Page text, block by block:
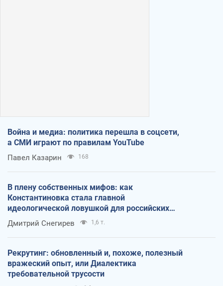
Война и медиа: политика перешла в соцсети,
а СМИ играют по правилам YouTube
Павел Казарин 168
В плену собственных мифов: как
Константиновка стала главной
идеологической ловушкой для российских
оккупантов
Дмитрий Снегирев 1,6 т.
Рекрутинг: обновленный и, похоже, полезный
вражеский опыт, или Диалектика
требовательной трусости